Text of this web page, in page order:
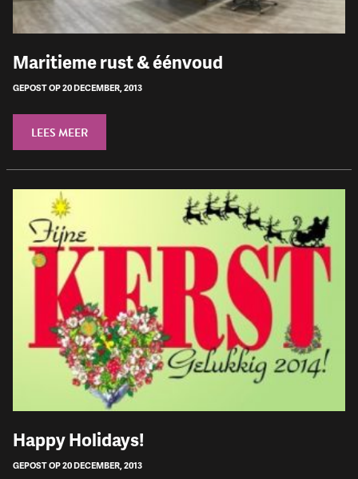
Maritieme rust & éénvoud
GEPOST OP 20 DECEMBER, 2013
LEES MEER
Happy Holidays!
GEPOST OP 20 DECEMBER, 2013